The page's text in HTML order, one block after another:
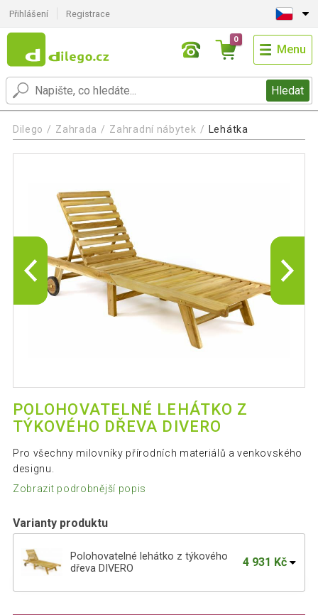
Přihlášení Registrace
Hledat
0
Menu
Dilego Zahrada Zahradní nábytek Lehátka
POLOHOVATELNÉ LEHÁTKO Z
TÝKOVÉHO DŘEVA DIVERO
Pro všechny milovníky přírodních materiálů a venkovského
designu.
Zobrazit podrobnější popis
Varianty produktu
Polohovatelné lehátko z týkového
dřeva DIVERO
4 931 Kč